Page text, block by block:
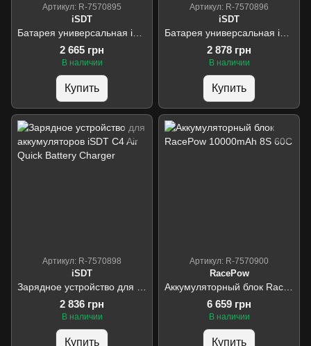
Артикул: R-7570895
iSDT
2 665 грн
В наличии
Купить
Артикул: R-7570896
iSDT
2 878 грн
В наличии
Купить
Артикул: R-7570898
iSDT
2 836 грн
В наличии
Купить
Артикул: R-7570900
RacePow
6 659 грн
В наличии
Купить